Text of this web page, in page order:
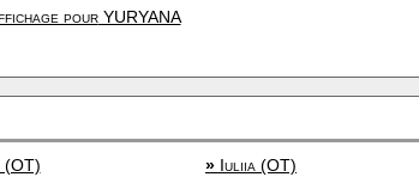
pourYURYANA
» Iuliia (OT)